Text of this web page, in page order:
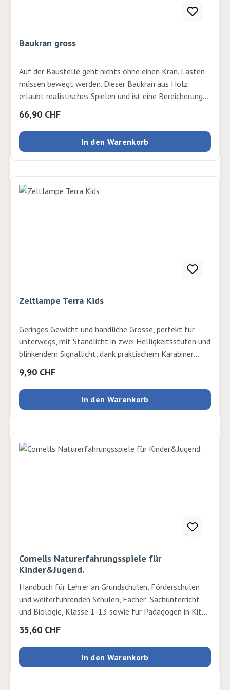
Baukran gross
Auf der Baustelle geht nichts ohne einen Kran. Lasten
müssen bewegt werden. Dieser Baukran aus Holz
erlaubt realistisches Spielen und ist eine Bereicherung
für jedes Kinderzimmer. Stabiler Baukran aus Holz,
schwenkbar um 360 Grad, 2 Drehknöpfe (ohne Deko).
50x44x55.6cm
Regulärer Preis:
66,90 CHF
In den Warenkorb
Zeltlampe Terra Kids
Geringes Gewicht und handliche Grösse, perfekt für
unterwegs, mit Standlicht in zwei Helligkeitsstufen und
blinkendem Signallicht, dank praktischem Karabiner
Baumhaus-Decke, auch perfekt zur Befestigung am
Rucksack oder Gürtel, spritzwassergeschützt,
wetterfest und robust. Lieferung ohne Batterien (3x
Regulärer Preis:
9,90 CHF
In den Warenkorb
Cornells Naturerfahrungsspiele für
Kinder&Jugend.
Handbuch für Lehrer an Grundschulen, Förderschulen
und weiterführenden Schulen, Fächer: Sachunterricht
und Biologie, Klasse 1-13 sowie für Pädagogen in Kita
bzw. Kindertagespflege und in der Jugendarbeit +++
Unser beliebtestes "Naturprodukt" bekommt einen
Ableger: Diese Sonderedition fasst die besten
Naturbewusstseins-Spiele des weltweit anerkannten
Regulärer Preis:
35,60 CHF
In den Warenkorb